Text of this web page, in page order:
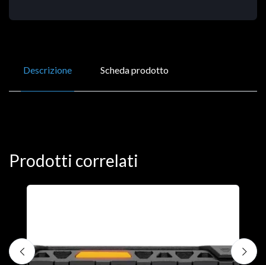
Descrizione Scheda prodotto
Prodotti correlati